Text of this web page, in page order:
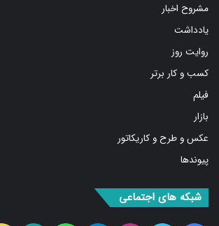
مشروح اخبار
یادداشت
روایت روز
کسب و کار برتر
فیلم
بازار
عکس و طرح و کاریکاتور
پیوندها
شبکه های اجتماعی